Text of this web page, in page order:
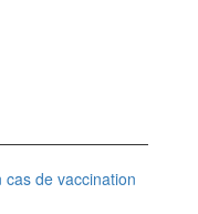
de vaccination